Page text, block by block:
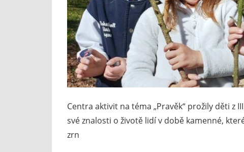
Centra aktivit na téma „Pravěk“ prožily děti z
své znalosti o životě lidí v době kamenné,
zrn